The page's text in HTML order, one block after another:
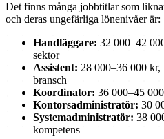
Det finns många jobbtitlar som
och deras ungefärliga lönenivåer är:
Handläggare: 32 000–42
sektor
Assistent: 28 000–36 000 kr,
bransch
Koordinator: 36 000–45
Kontorsadministratör: 30
Systemadministratör: 38
kompetens